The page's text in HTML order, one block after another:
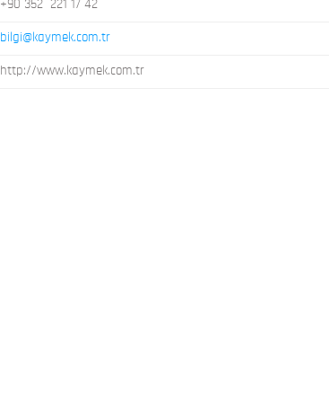
+90 352 221 17 42
bilgi@kaymek.com.tr
http://www.kaymek.com.tr